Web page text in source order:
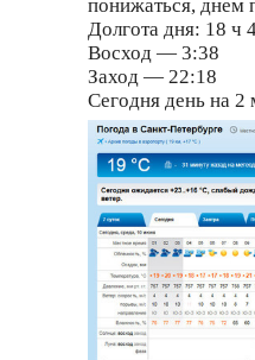
понижаться, днем
Долгота дня: 18 ч
Восход — 3:38
Заход — 22:18
Сегодня день на 2